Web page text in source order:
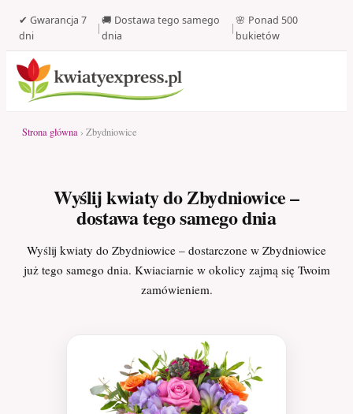
✔ Gwarancja 7
dni
|
🚚 Dostawa tego samego
dnia
|
🌸 Ponad 500
bukietów
Strona główna › Zbydniowice
Wyślij kwiaty do Zbydniowice –
dostawa tego samego dnia
Wyślij kwiaty do Zbydniowice – dostarczone w Zbydniowice
już tego samego dnia. Kwiaciarnie w okolicy zajmą się Twoim
zamówieniem.